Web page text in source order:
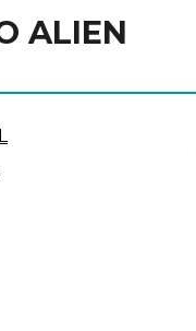
ALIEN